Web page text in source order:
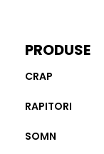
PRODUSE
CRAP
RAPITORI
SOMN